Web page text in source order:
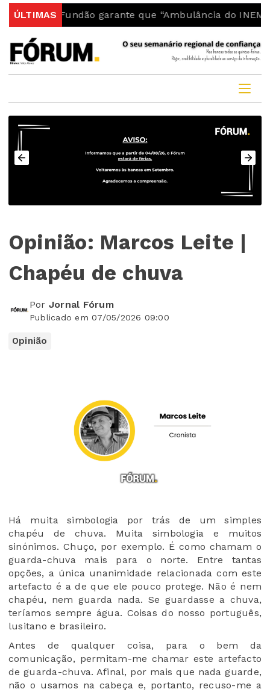
ÚLTIMAS
do Fundão garante que “Ambulância do INEM fica no
Opinião: Marcos Leite |
Chapéu de chuva
Por Jornal Fórum
Publicado em 07/05/2026 09:00
Opinião
Há muita simbologia por trás de um simples
chapéu de chuva. Muita simbologia e muitos
sinónimos. Chuço, por exemplo. É como chamam o
guarda-chuva mais para o norte. Entre tantas
opções, a única unanimidade relacionada com este
artefacto é a de que ele pouco protege. Não é nem
chapéu, nem guarda nada. Se guardasse a chuva,
teríamos sempre água. Coisas do nosso português,
lusitano e brasileiro.
Antes de qualquer coisa, para o bem da
comunicação, permitam-me chamar este artefacto
de guarda-chuva. Afinal, por mais que nada guarde,
não o usamos na cabeça e, portanto, recuso-me a